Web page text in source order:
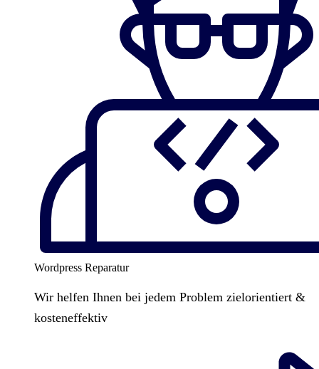
Wordpress Reparatur
Wir helfen Ihnen bei jedem Problem zielorientiert &
kosteneffektiv